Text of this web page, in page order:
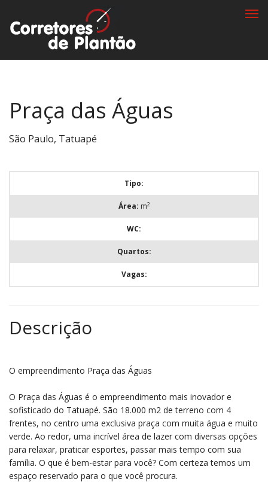
Praça das Águas
São Paulo, Tatuapé
Tipo:
Área: m2
WC:
Quartos:
Vagas:
Descrição
O empreendimento Praça das Águas
O Praça das Águas é o empreendimento mais inovador e
sofisticado do Tatuapé. São 18.000 m2 de terreno com 4
frentes, no centro uma exclusiva praça com muita água e muito
verde. Ao redor, uma incrível área de lazer com diversas opções
para relaxar, praticar esportes, passar mais tempo com sua
família. O que é bem-estar para você? Com certeza temos um
espaço reservado para o que você procura.